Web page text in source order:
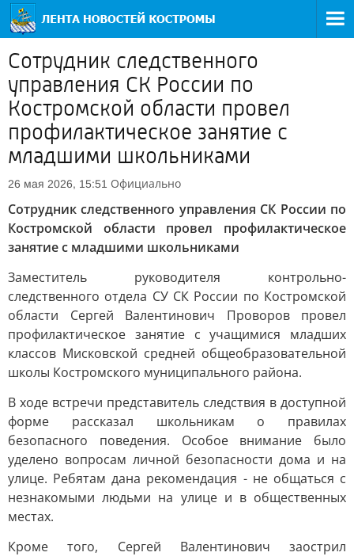
Сотрудник следственного
управления СК России по
Костромской области провел
профилактическое занятие с
младшими школьниками
26 мая 2026, 15:51 Официально
Сотрудник следственного управления СК России по
Костромской области провел профилактическое
занятие с младшими школьниками
Заместитель руководителя контрольно-
следственного отдела СУ СК России по Костромской
области Сергей Валентинович Проворов провел
профилактическое занятие с учащимися младших
классов Мисковской средней общеобразовательной
школы Костромского муниципального района.
В ходе встречи представитель следствия в доступной
форме рассказал школьникам о правилах
безопасного поведения. Особое внимание было
уделено вопросам личной безопасности дома и на
улице. Ребятам дана рекомендация - не общаться с
незнакомыми людьми на улице и в общественных
местах.
Кроме того, Сергей Валентинович заострил